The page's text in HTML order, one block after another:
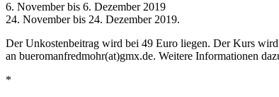
6. November bis 6. Dezember 2019
24. November bis 24. Dezember 2019.
Der Unkostenbeitrag wird bei 49 Euro liegen. Der Kurs
an bueromanfredmohr(at)gmx.de. Weitere Informationen
*